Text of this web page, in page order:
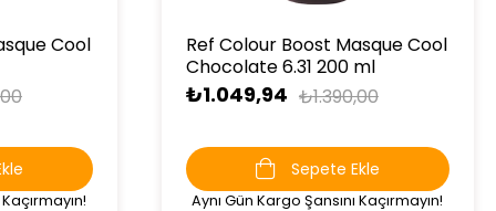
Cool
Ref Colour Boost Masque Cool
Chocolate 6.31 200 ml
₺1.049,94 ₺1.390,00
Sepete Ekle
Aynı Gün Kargo Şansını Kaçırmayın!